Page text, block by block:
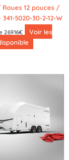
Roues 12 pouces /
5020-30-2-12-W
26916€
Voir les